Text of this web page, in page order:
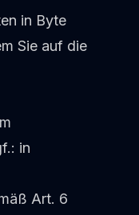
in Byte
Sie auf die
in
Art. 6